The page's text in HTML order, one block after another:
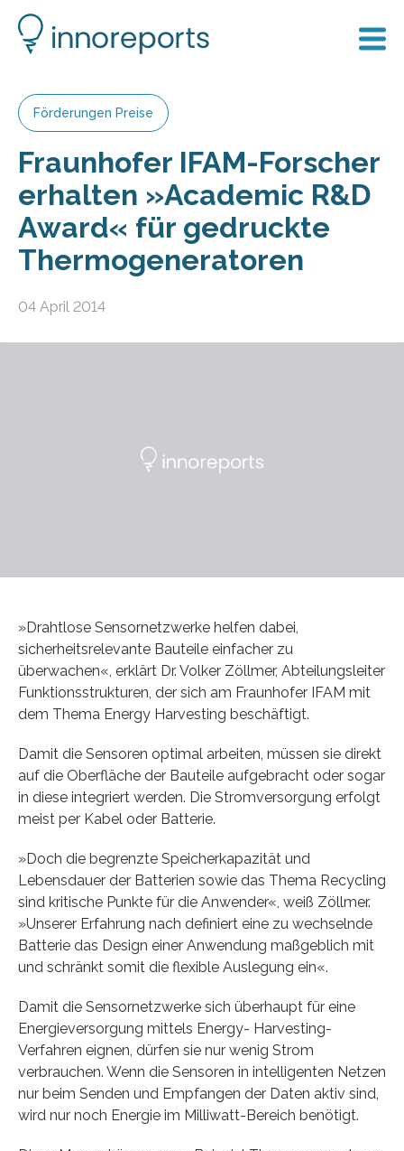
Förderungen Preise
Fraunhofer IFAM-Forscher
erhalten »Academic R&D
Award« für gedruckte
Thermogeneratoren
04 April 2014
»Drahtlose Sensornetzwerke helfen dabei,
sicherheitsrelevante Bauteile einfacher zu
überwachen«, erklärt Dr. Volker Zöllmer, Abteilungsleiter
Funktionsstrukturen, der sich am Fraunhofer IFAM mit
dem Thema Energy Harvesting beschäftigt.
Damit die Sensoren optimal arbeiten, müssen sie direkt
auf die Oberfläche der Bauteile aufgebracht oder sogar
in diese integriert werden. Die Stromversorgung erfolgt
meist per Kabel oder Batterie.
»Doch die begrenzte Speicherkapazität und
Lebensdauer der Batterien sowie das Thema Recycling
sind kritische Punkte für die Anwender«, weiß Zöllmer.
»Unserer Erfahrung nach definiert eine zu wechselnde
Batterie das Design einer Anwendung maßgeblich mit
und schränkt somit die flexible Auslegung ein«.
Damit die Sensornetzwerke sich überhaupt für eine
Energieversorgung mittels Energy- Harvesting-
Verfahren eignen, dürfen sie nur wenig Strom
verbrauchen. Wenn die Sensoren in intelligenten Netzen
nur beim Senden und Empfangen der Daten aktiv sind,
wird nur noch Energie im Milliwatt-Bereich benötigt.